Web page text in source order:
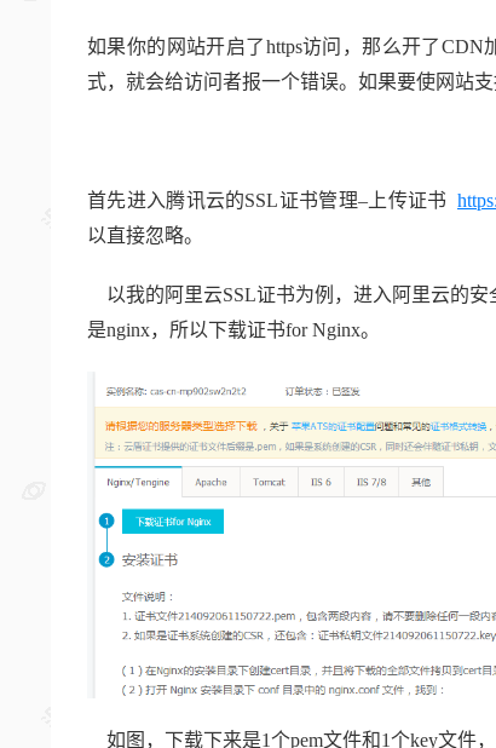
如果你的网站开启了https访问，那么开了
式，就会给访问者报一个错误。如果要使网站支
首先进入腾讯云的SSL证书管理–上传证书
以直接忽略。
以我的阿里云SSL证书为例，进入阿里云的
是nginx，所以下载证书for Nginx。
如图，下载下来是1个pem文件和1个key文件